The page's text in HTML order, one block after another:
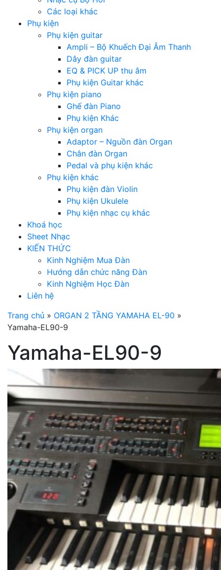
Các loại khác
Phụ kiện
Phụ kiện guitar
Ampli – Bộ Khuếch Đại Âm Thanh
Dây đàn guitar
EQ & PICK UP thu âm
Phụ kiện Guitar khác
Phụ kiện piano
Ghế đàn Piano
Phụ kiện Khác
Phụ kiện organ
Adaptor – Nguồn đàn Organ
Chân đàn Organ
Pedal và phụ kiện khác
Phụ kiện khác
Phụ kiện đàn Violin
Phụ kiện Ukulele
Phụ kiện nhạc cụ khác
Khoá học
Sheet Nhạc
KIẾN THỨC
Kinh Nghiệm Mua Đàn
Hướng dẫn chức năng Đàn
Kinh Nghiệm Học Đàn
Liên hệ
Trang chủ » ORGAN 2 TẦNG YAMAHA EL-90 »
Yamaha-EL90-9
Yamaha-EL90-9